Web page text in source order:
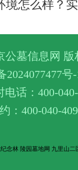
公墓信息网
2024077477号
话：400-
：400-040-
念林 陵园墓地网 九里山二